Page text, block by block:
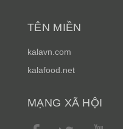
TÊN MIỀN
kalavn.com
kalafood.net
MẠNG XÃ HỘI